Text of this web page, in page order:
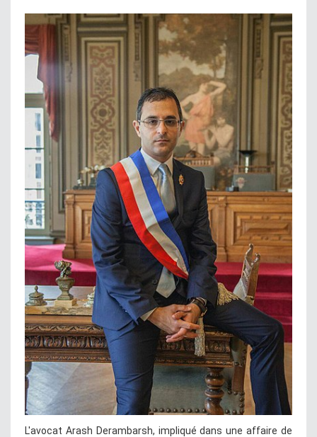
L'avocat Arash Derambarsh, impliqué dans une affaire de